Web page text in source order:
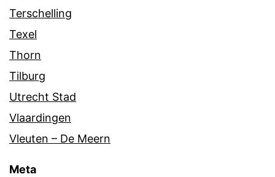
Terschelling
Texel
Thorn
Tilburg
Utrecht Stad
Vlaardingen
Vleuten – De Meern
Meta